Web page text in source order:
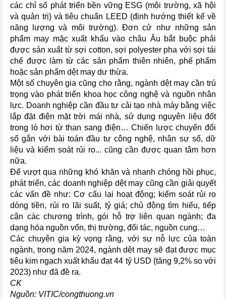
các chỉ số phát triển bền vững ESG (môi trường, xã hội
và quản trị) và tiêu chuẩn LEED (định hướng thiết kế về
năng lượng và môi trường). Đơn cử như những sản
phẩm may mặc xuất khẩu vào châu Âu bắt buộc phải
được sản xuất từ sợi cotton, sợi polyester pha với sợi tái
chế được làm từ các sản phẩm thiên nhiên, phế phẩm
hoặc sản phẩm dệt may dư thừa.
Một số chuyên gia cũng cho rằng, ngành dệt may cần trú
trọng vào phát triển khoa học công nghệ và nguồn nhân
lực. Doanh nghiệp cần đầu tư cải tạo nhà máy bằng việc
lắp đặt điện mặt trời mái nhà, sử dụng nguyên liệu đốt
trong lò hơi từ than sang điện… Chiến lược chuyển đổi
số gắn với bài toán đầu tư công nghệ, nhân sự số, dữ
liệu và kiểm soát rủi ro... cũng cần được quan tâm hơn
nữa.
Để vượt qua những khó khăn và nhanh chóng hồi phục,
phát triển, các doanh nghiệp dệt may cũng cần giải quyết
các vấn đề như: Cơ cấu lại hoạt động; kiểm soát rủi ro
dòng tiền, rủi ro lãi suất, tỷ giá; chủ động tìm hiểu, tiếp
cận các chương trình, gói hỗ trợ liên quan ngành; đa
dạng hóa nguồn vốn, thị trường, đối tác, nguồn cung…
Các chuyên gia kỳ vọng rằng, với sự nỗ lực của toàn
ngành, trong năm 2024, ngành dệt may sẽ đạt được mục
tiêu kim ngạch xuất khẩu đạt 44 tỷ USD (tăng 9,2% so với
2023) như đã đề ra.
CK
Nguồn: VITIC/congthuong.vn